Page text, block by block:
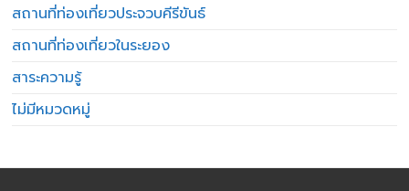
สถานที่ท่องเที่ยวประจวบคีรีขันธ์
สถานที่ท่องเที่ยวในระยอง
สาระความรู้
ไม่มีหมวดหมู่